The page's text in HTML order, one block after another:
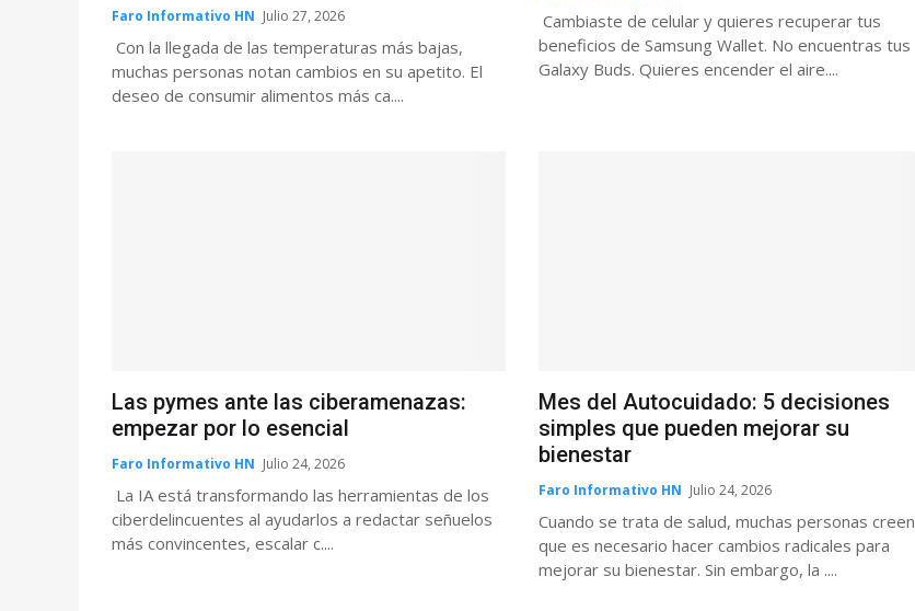
Faro Informativo HN Julio 27, 2026
Con la llegada de las temperaturas más bajas,
muchas personas notan cambios en su apetito. El
deseo de consumir alimentos más ca....
Cambiaste de celular y quieres recuperar tus
beneficios de Samsung Wallet. No encuentras tus
Galaxy Buds. Quieres encender el aire....
Las pymes ante las ciberamenazas:
empezar por lo esencial
Faro Informativo HN Julio 24, 2026
La IA está transformando las herramientas de los
ciberdelincuentes al ayudarlos a redactar señuelos
más convincentes, escalar c....
Mes del Autocuidado: 5 decisiones
simples que pueden mejorar su
bienestar
Faro Informativo HN Julio 24, 2026
Cuando se trata de salud, muchas personas creen
que es necesario hacer cambios radicales para
mejorar su bienestar. Sin embargo, la ....